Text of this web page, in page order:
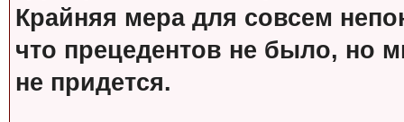
Крайняя мера для совсем
что прецедентов не было, но
не придется.